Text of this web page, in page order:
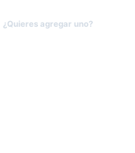
¿Quieres agregar uno?